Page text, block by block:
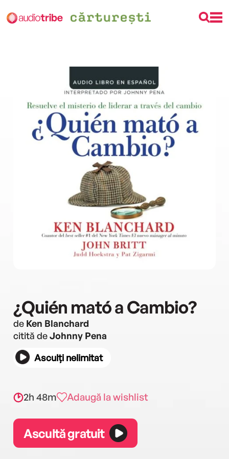
¿Quién mató a Cambio?
de Ken Blanchard
citită deJohnny Pena
Asculți nelimitat
2h 48m Adaugă la wishlist
Ascultă gratuit